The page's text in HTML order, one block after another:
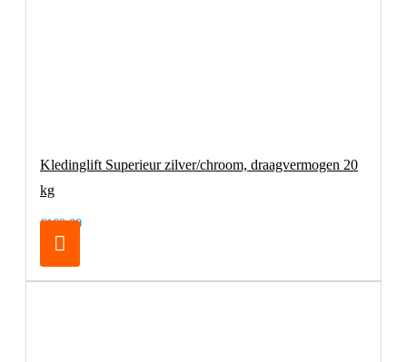
Kledinglift Superieur zilver/chroom, draagvermogen 20
kg
€169,00